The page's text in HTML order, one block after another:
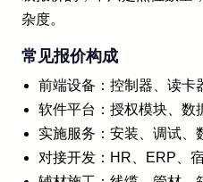
杂度。
常见报价构成
前端设备：控制器、读卡
软件平台：授权模块、数
实施服务：安装、调试、
对接开发：HR、ERP、